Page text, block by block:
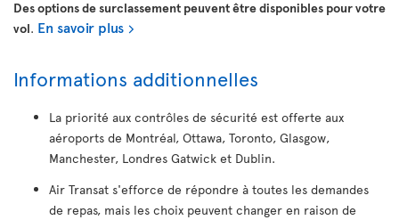
Des options de surclassement peuvent être disponibles pour votre
vol. En savoir plus
Informations additionnelles
La priorité aux contrôles de sécurité est offerte aux
aéroports de Montréal, Ottawa, Toronto, Glasgow,
Manchester, Londres Gatwick et Dublin.
Air Transat s'efforce de répondre à toutes les demandes
de repas, mais les choix peuvent changer en raison de